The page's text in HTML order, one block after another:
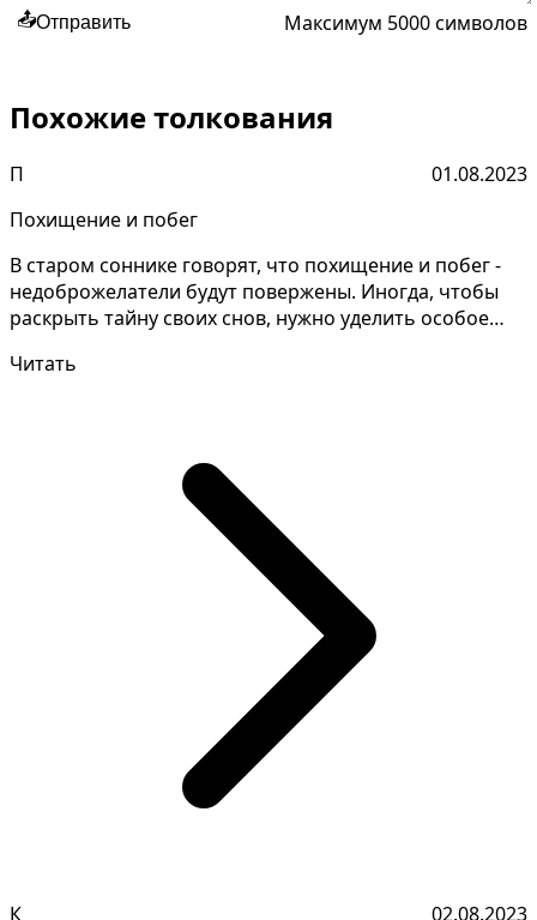
📤Отправить Максимум 5000 символов
Похожие толкования
П
01.08.2023
Похищение и побег
В старом соннике говорят, что похищение и побег -
недоброжелатели будут повержены. Иногда, чтобы
раскрыть тайну своих снов, нужно уделить особое
Читать
К 02.08.2023